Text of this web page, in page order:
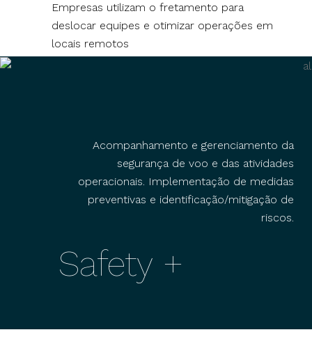
Empresas utilizam o fretamento para
deslocar equipes e otimizar operações em
locais remotos
Acompanhamento e gerenciamento da
segurança de voo e das atividades
operacionais. Implementação de medidas
preventivas e identificação/mitigação de
riscos.
Safety +